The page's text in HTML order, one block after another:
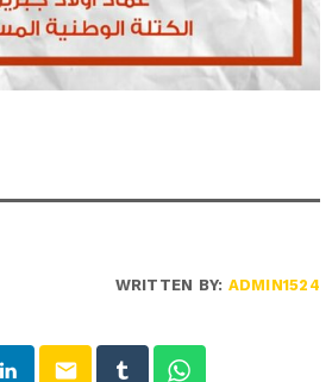
WRITTEN BY: ADMIN1524
email